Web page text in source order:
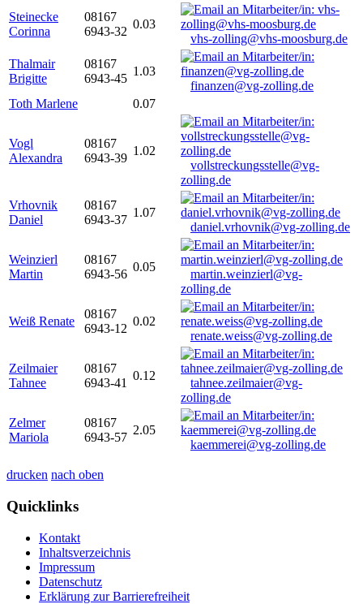
Steinecke
Corinna
08167
6943-32
0.03
vhs-zolling@vhs-moosburg.de
Thalmair
Brigitte
08167
6943-45
1.03
finanzen@vg-zolling.de
Toth Marlene
0.07
Vogl
Alexandra
08167
6943-39
1.02
vollstreckungsstelle@vg-
zolling.de
Vrhovnik
Daniel
08167
6943-37
1.07
daniel.vrhovnik@vg-zolling.de
Weinzierl
Martin
08167
6943-56
0.05
martin.weinzierl@vg-
zolling.de
Weiß Renate
08167
6943-12
0.02
renate.weiss@vg-zolling.de
Zeilmaier
Tahnee
08167
6943-41
0.12
tahnee.zeilmaier@vg-
zolling.de
Zelmer
Mariola
08167
6943-57
2.05
kaemmerei@vg-zolling.de
drucken nach oben
Quicklinks
Kontakt
Inhaltsverzeichnis
Impressum
Datenschutz
Erklärung zur Barrierefreiheit